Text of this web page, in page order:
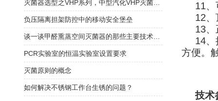
11
12
13
14
方便。
技术
负压隔离担架防控中的移动安全堡垒
PCR实验室的恒温实验室设置要求
灭菌原则的概念
如何解决不锈钢工作台生锈的问题？